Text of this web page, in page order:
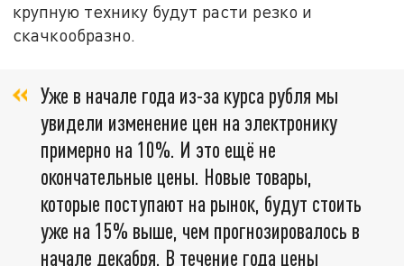
крупную технику будут расти резко и
скачкообразно.
Уже в начале года из-за курса рубля мы
увидели изменение цен на электронику
примерно на 10%. И это ещё не
окончательные цены. Новые товары,
которые поступают на рынок, будут стоить
уже на 15% выше, чем прогнозировалось в
начале декабря. В течение года цены